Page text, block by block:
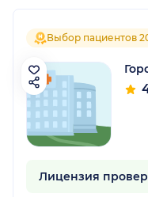
Выбор пациентов
Лицензия